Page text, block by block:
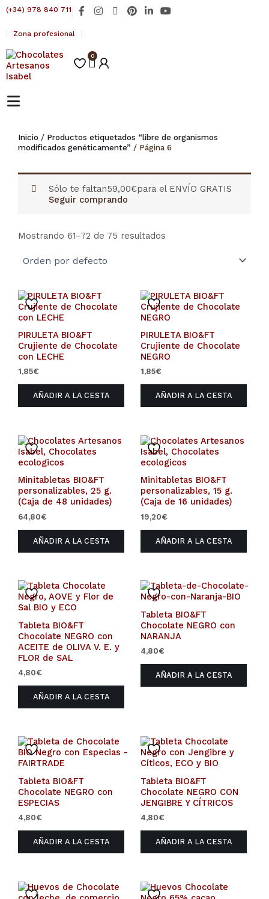
(+34) 978 840 711
F
a
o
o
I
g
r
X
P
i
L
Y
Zona profesional
0
Carrito
Inicio / Productos etiquetados “libre de organismos
modificados genéticamente” / Página 6
Sólo te faltan59,00€para el ENVÍO GRATIS
Seguir comprando
Mostrando 61–72 de 75 resultados
PIRULETA BIO&FT
Crujiente de Chocolate
con LECHE
1,85€
AÑADIR A LA CESTA
PIRULETA BIO&FT
Crujiente de Chocolate
NEGRO
1,85€
AÑADIR A LA CESTA
Minitabletas BIO&FT
personalizables, 25 g.
(Caja de 48 unidades)
64,80€
AÑADIR A LA CESTA
Minitabletas BIO&FT
personalizables, 15 g.
(Caja de 16 unidades)
19,20€
AÑADIR A LA CESTA
Tableta BIO&FT
Chocolate NEGRO con
ACEITE de OLIVA V. E. y
FLOR de SAL
4,80€
AÑADIR A LA CESTA
Tableta BIO&FT
Chocolate NEGRO con
NARANJA
4,80€
AÑADIR A LA CESTA
Tableta BIO&FT
Chocolate NEGRO con
ESPECIAS
4,80€
AÑADIR A LA CESTA
Tableta BIO&FT
Chocolate NEGRO CON
JENGIBRE Y CÍTRICOS
4,80€
AÑADIR A LA CESTA